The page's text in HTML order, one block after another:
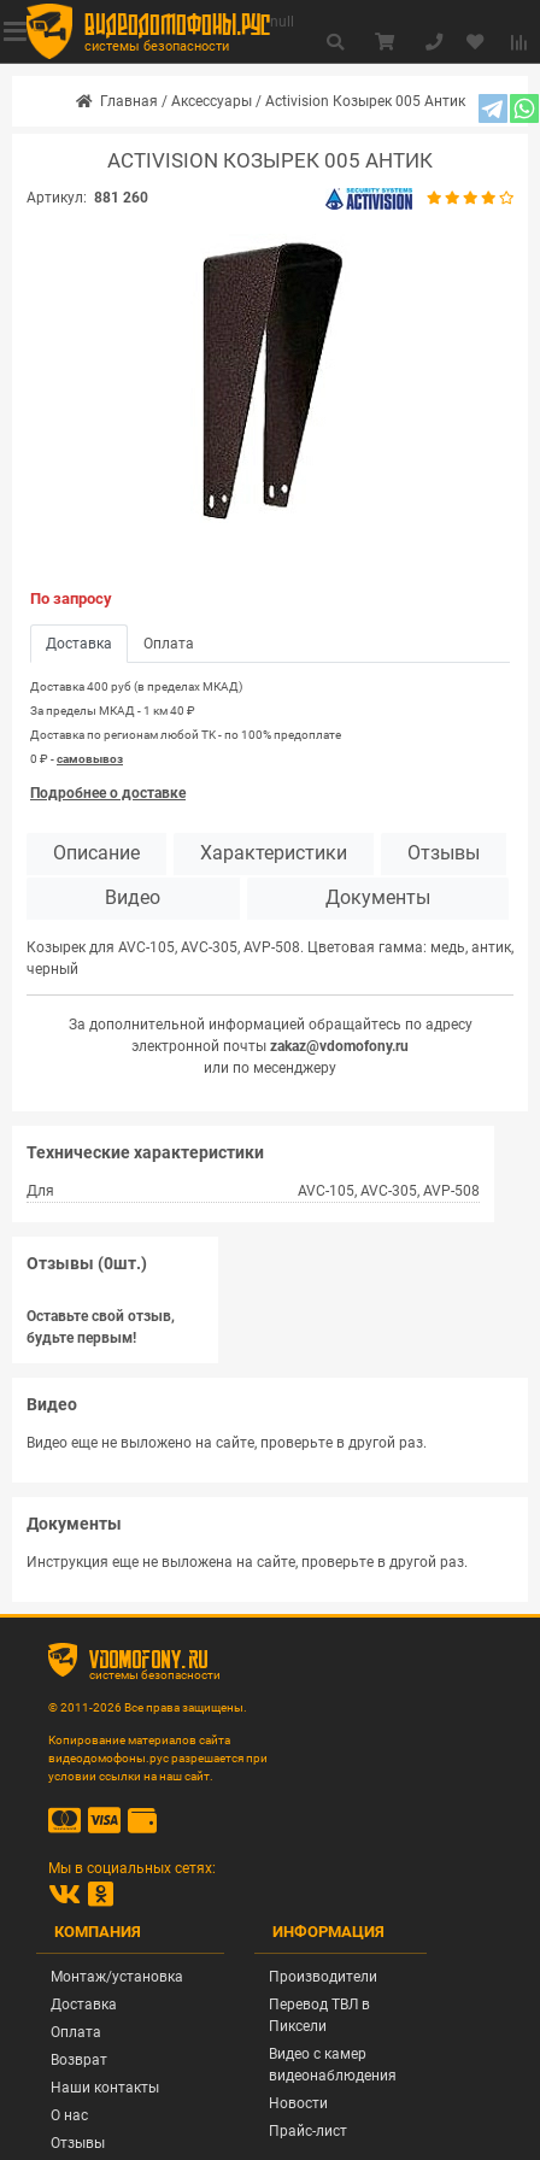
видеодомофоны.рус
системы безопасности
null
Главная / Аксессуары/ Activision Козырек 005 Антик
ACTIVISION КОЗЫРЕК 005 АНТИК
Артикул: 881 260
По запросу
Доставка Оплата
Доставка 400 руб (в пределах МКАД)
За пределы МКАД - 1 км 40 ₽
Доставка по регионам любой TK - по 100% предоплате
0 ₽ -самовывоз
Подробнее о доставке
Описание Характеристики Отзывы
Видео Документы
Козырек для AVC-105, AVC-305, AVP-508. Цветовая гамма: медь, антик,
черный
За дополнительной информацией обращайтесь по адресу
электронной почты zakaz@vdomofony.ru
или по месенджеру
Технические характеристики
Для AVC-105, AVC-305, AVP-508
Отзывы (0шт.)
Оставьте свой отзыв,
будьте первым!
Видео
Видео еще не выложено на сайте, проверьте в другой раз.
Документы
Инструкция еще не выложена на сайте, проверьте в другой раз.
vdomofony.ru
системы безопасности
© 2011-2026 Все права защищены.
Копирование материалов сайта
видеодомофоны.рус разрешается при
условии ссылки на наш сайт.
Мы в социальных сетях:
КОМПАНИЯ
Монтаж/установка
Доставка
Оплата
Возврат
Наши контакты
О нас
Отзывы
ИНФОРМАЦИЯ
Производители
Перевод ТВЛ в
Пиксели
Видео с камер
видеонаблюдения
Новости
Прайс-лист